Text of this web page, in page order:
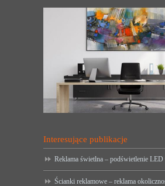
Interesujące publikacje
Reklama świetlna – podświetlenie
Ścianki reklamowe – reklama